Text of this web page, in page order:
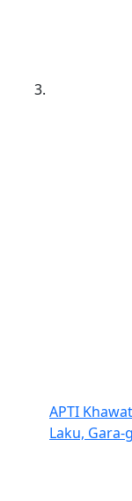
APTI
Laku,